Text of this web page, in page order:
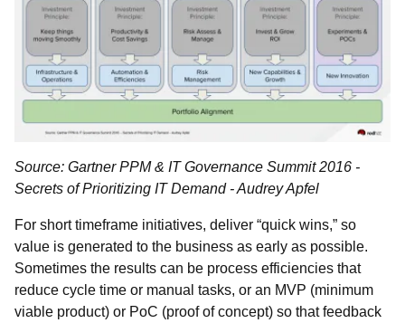
Source: Gartner PPM & IT Governance Summit 2016 -
Secrets of Prioritizing IT Demand - Audrey Apfel
For short timeframe initiatives, deliver “quick wins,” so
value is generated to the business as early as possible.
Sometimes the results can be process efficiencies that
reduce cycle time or manual tasks, or an MVP (minimum
viable product) or PoC (proof of concept) so that feedback